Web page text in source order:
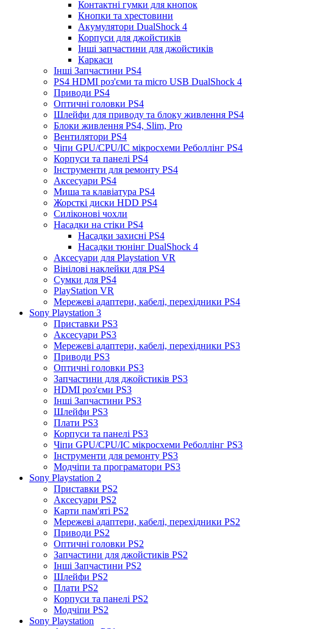
Контактні гумки для кнопок
Кнопки та хрестовини
Акумулятори DualShock 4
Корпуси для джойстиків
Інші запчастини для джойстиків
Каркаси
Інші Запчастини PS4
PS4 HDMI роз'єми та micro USB DualShock 4
Приводи PS4
Оптичні головки PS4
Шлейфи для приводу та блоку живлення PS4
Блоки живлення PS4, Slim, Pro
Вентилятори PS4
Чіпи GPU/CPU/IC мікросхеми Реболлінг PS4
Корпуси та панелі PS4
Інструменти для ремонту PS4
Аксесуари PS4
Миша та клавіатура PS4
Жорсткі диски HDD PS4
Силіконові чохли
Насадки на стіки PS4
Насадки захисні PS4
Насадки тюнінг DualShock 4
Аксесуари для Playstation VR
Вінілові наклейки для PS4
Сумки для PS4
PlayStation VR
Мережеві адаптери, кабелі, перехідники PS4
Sony Playstation 3
Приставки PS3
Аксесуари PS3
Мережеві адаптери, кабелі, перехідники PS3
Приводи PS3
Оптичні головки PS3
Запчастини для джойстиків PS3
HDMI роз'єми PS3
Інші Запчастини PS3
Шлейфи PS3
Плати PS3
Корпуси та панелі PS3
Чіпи GPU/CPU/IC мікросхеми Реболлінг PS3
Інструменти для ремонту PS3
Модчіпи та програматори PS3
Sony Playstation 2
Приставки PS2
Аксесуари PS2
Карти пам'яті PS2
Мережеві адаптери, кабелі, перехідники PS2
Приводи PS2
Оптичні головки PS2
Запчастини для джойстиків PS2
Інші Запчастини PS2
Шлейфи PS2
Плати PS2
Корпуси та панелі PS2
Модчіпи PS2
Sony Playstation